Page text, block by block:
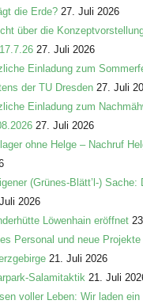
die Erde? 27. Juli 2026
über die
27. Juli 2026
Einladung zum
der TU Dresden 27. Juli
Einladung zum
27. Juli 2026
ohne Helge – Nachruf
(Grünes-Blätt’l-)
2026
Löwenhain eröffnet
Personal und neue
21. Juli 2026
Salamitaktik 21. Juli
voller Leben: Wir laden